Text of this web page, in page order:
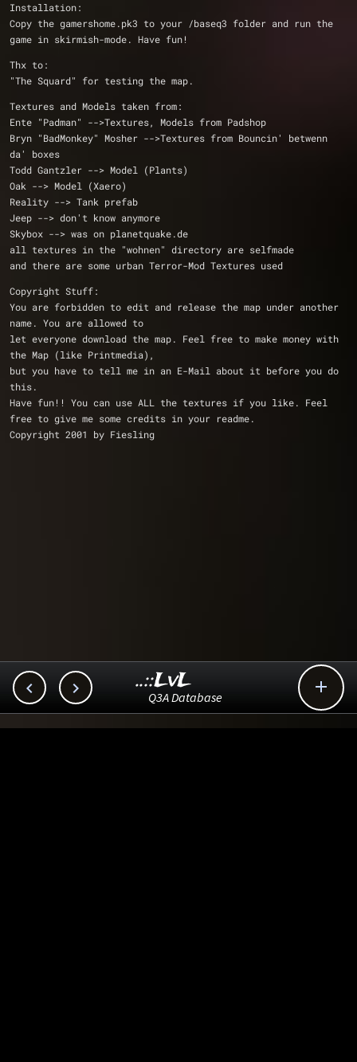
Installation:
Copy the gamershome.pk3 to your /baseq3 folder and run the
game in skirmish-mode. Have fun!
Thx to:
"The Squard" for testing the map.
Textures and Models taken from:
Ente "Padman" -->Textures, Models from Padshop
Bryn "BadMonkey" Mosher -->Textures from Bouncin' betwenn
da' boxes
Todd Gantzler --> Model (Plants)
Oak --> Model (Xaero)
Reality --> Tank prefab
Jeep --> don't know anymore
Skybox --> was on planetquake.de
all textures in the "wohnen" directory are selfmade
and there are some urban Terror-Mod Textures used
Copyright Stuff:
You are forbidden to edit and release the map under another
name. You are allowed to
let everyone download the map. Feel free to make money with
the Map (like Printmedia),
but you have to tell me in an E-Mail about it before you do
this.
Have fun!! You can use ALL the textures if you like. Feel
free to give me some credits in your readme.
Copyright 2001 by Fiesling
  
..::LvL
Q3A Database